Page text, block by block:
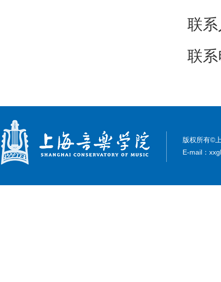
联
联
版权所有©
E-mail：